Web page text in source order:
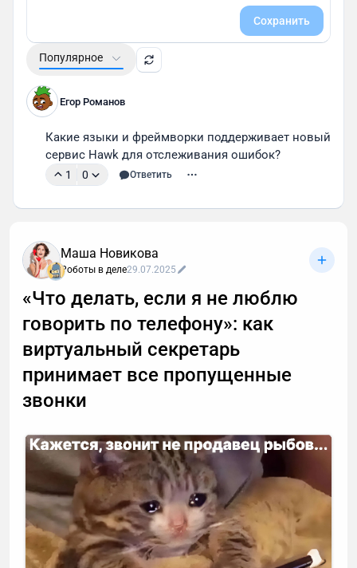
Сохранить
Популярное
Егор Романов
Какие языки и фреймворки поддерживает новый
сервис Hawk для отслеживания ошибок?
1 0 Ответить
Маша Новикова
Роботы в деле29.07.2025
«Что делать, если я не люблю
говорить по телефону»: как
виртуальный секретарь
принимает все пропущенные
звонки